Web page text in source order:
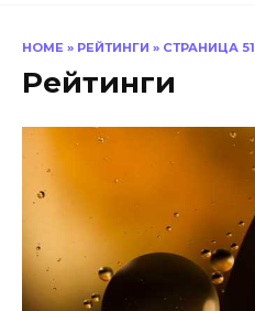
HOME » РЕЙТИНГИ » СТРАНИЦА 51
Рейтинги